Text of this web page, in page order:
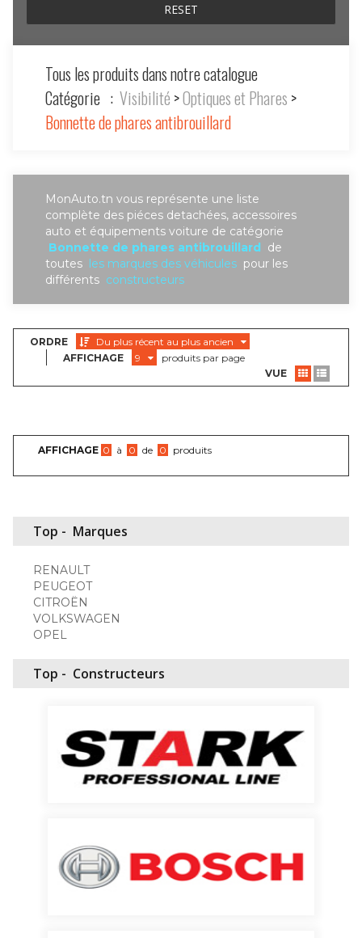
RESET
Tous les produits dans notre catalogue
Catégorie : Visibilité >Optiques et Phares >
Bonnette de phares antibrouillard
MonAuto.tn vous représente une liste
complète des piéces detachées, accessoires
auto et équipements voiture de catégorie
Bonnette de phares antibrouillard de
toutes les marques des véhicules pour les
différents constructeurs
ORDRE
Du plus récent au plus ancien
AFFICHAGE
9
produits par page
VUE
AFFICHAGE 0 à 0 de 0 produits
Top - Marques
RENAULT
PEUGEOT
CITROËN
VOLKSWAGEN
OPEL
Top - Constructeurs